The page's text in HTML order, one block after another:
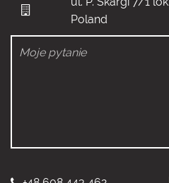
Poland